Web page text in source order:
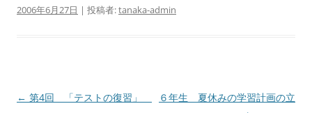
2006年6月27日 | 投稿者:tanaka-admin
投
← 第4回 「テストの復習」
６年生 夏休みの学習計画の立